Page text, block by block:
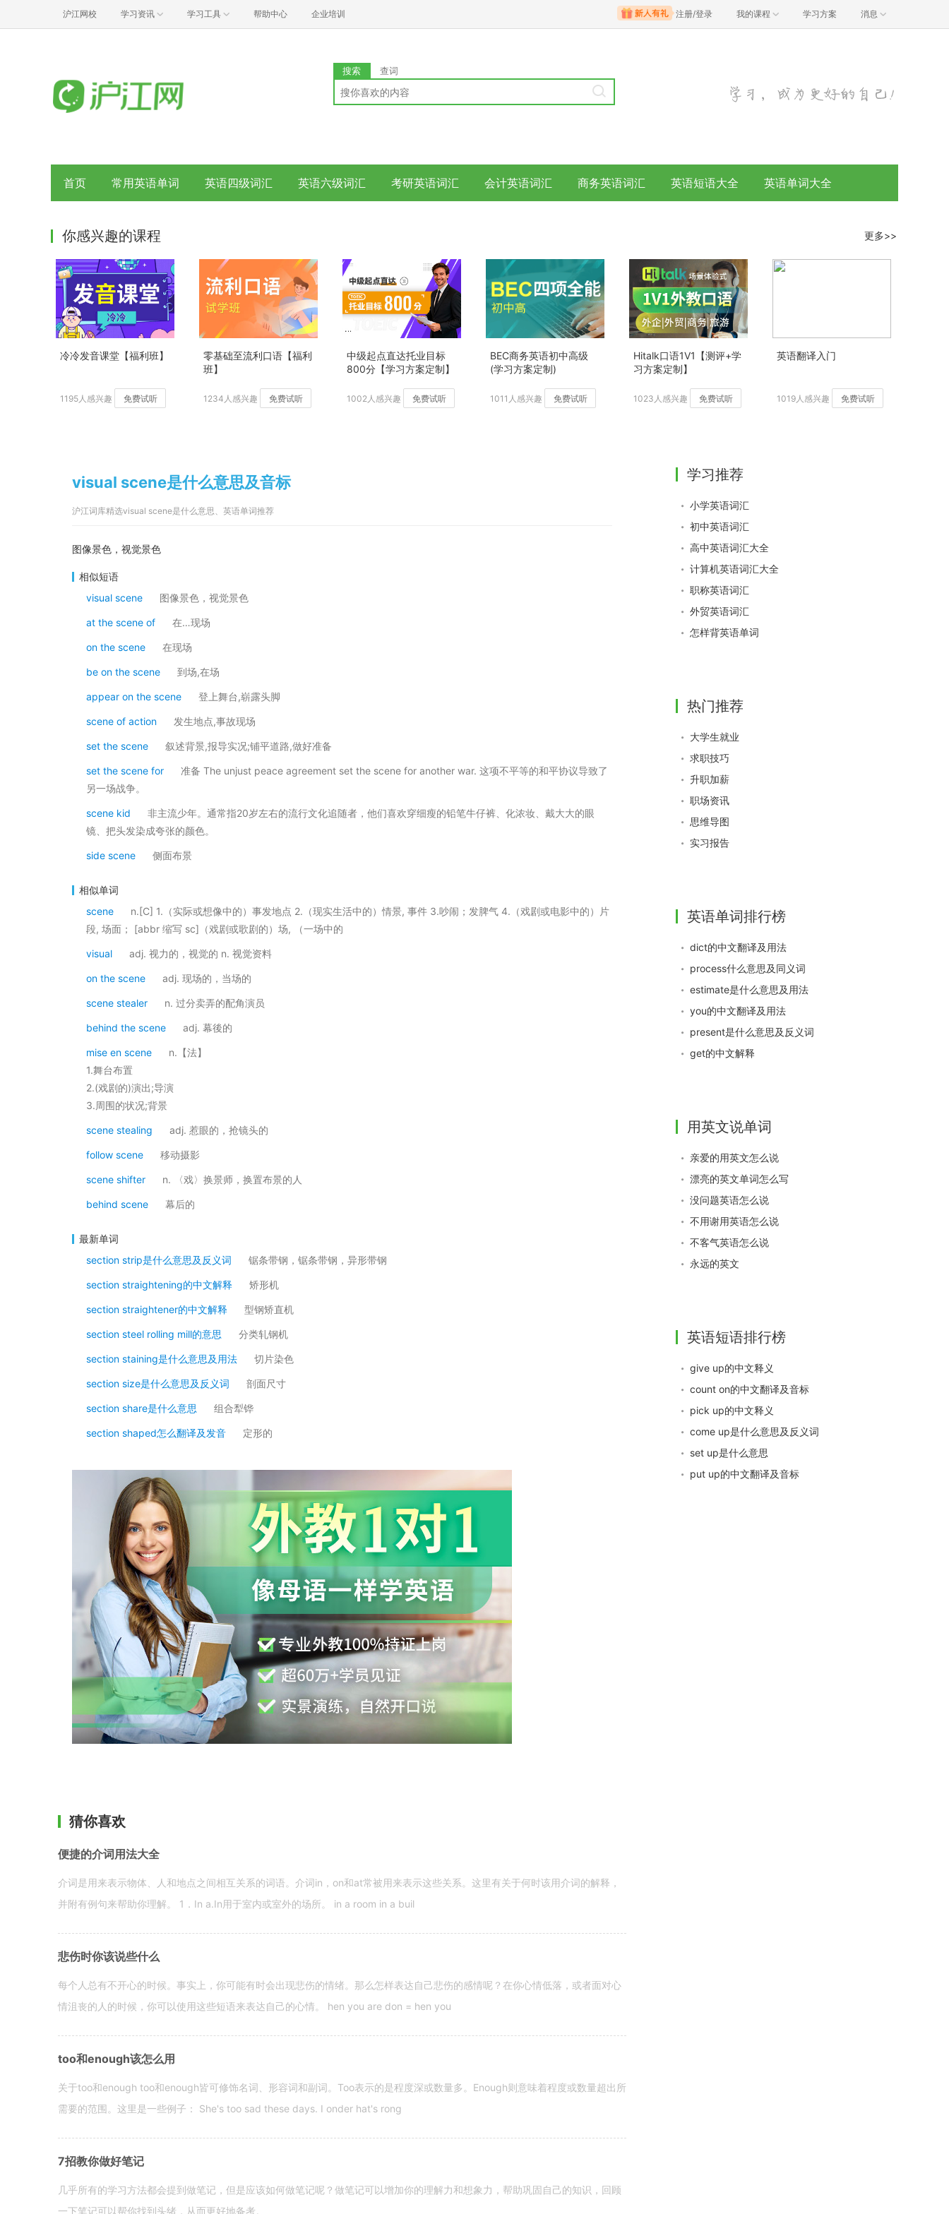
沪江网校 学习资讯 学习工具 帮助中心 企业培训 注册/登录 我的课程 学习方案 消息
搜索 查词
首页 常用英语单词 英语四级词汇 英语六级词汇 考研英语词汇 会计英语词汇 商务英语词汇 英语短语大全 英语单词大全
你感兴趣的课程 更多>>
冷冷发音课堂【福利班】
1195人感兴趣 免费试听
零基础至流利口语【福利
班】
1234人感兴趣 免费试听
中级起点直达托业目标
800分【学习方案定制】
1002人感兴趣 免费试听
BEC商务英语初中高级
(学习方案定制)
1011人感兴趣 免费试听
Hitalk口语1V1【测评+学
习方案定制】
1023人感兴趣 免费试听
英语翻译入门
1019人感兴趣 免费试听
visual scene是什么意思及音标
沪江词库精选visual scene是什么意思、英语单词推荐
图像景色，视觉景色
相似短语
visual scene
图像景色，视觉景色
at the scene of 在…现场
on the scene 在现场
be on the scene 到场,在场
appear on the scene 登上舞台,崭露头脚
scene of action 发生地点,事故现场
set the scene 叙述背景,报导实况;铺平道路,做好准备
set the scene for
准备 The unjust peace agreement set the scene for another war. 这项不平等的和平协议导致了
另一场战争。
scene kid
非主流少年。通常指20岁左右的流行文化追随者，他们喜欢穿细瘦的铅笔牛仔裤、化浓妆、戴大大的眼
镜、把头发染成夸张的颜色。
side scene 侧面布景
相似单词
scene
n.[C] 1.（实际或想像中的）事发地点 2.（现实生活中的）情景, 事件 3.吵闹；发脾气 4.（戏剧或电影中的）片
段, 场面； [abbr 缩写 sc]（戏剧或歌剧的）场, （一场中的
visual adj. 视力的，视觉的 n. 视觉资料
on the scene adj. 现场的，当场的
scene stealer n. 过分卖弄的配角演员
behind the scene adj. 幕後的
mise en scene
n.【法】
1.舞台布置
2.(戏剧的)演出;导演
3.周围的状况;背景
scene stealing adj. 惹眼的，抢镜头的
follow scene 移动摄影
scene shifter n. 〈戏〉换景师，换置布景的人
behind scene 幕后的
最新单词
section strip是什么意思及反义词
锯条带钢，锯条带钢，异形带钢
section straightening的中文解释 矫形机
section straightener的中文解释 型钢矫直机
section steel rolling mill的意思 分类轧钢机
section staining是什么意思及用法 切片染色
section size是什么意思及反义词 剖面尺寸
section share是什么意思 组合犁铧
section shaped怎么翻译及发音 定形的
猜你喜欢
便捷的介词用法大全
介词是用来表示物体、人和地点之间相互关系的词语。介词in，on和at常被用来表示这些关系。这里有关于何时该用介词的解释，
并附有例句来帮助你理解。 1．In a.In用于室内或室外的场所。 in a room in a buil
悲伤时你该说些什么
每个人总有不开心的时候。事实上，你可能有时会出现悲伤的情绪。那么怎样表达自己悲伤的感情呢？在你心情低落，或者面对心
情沮丧的人的时候，你可以使用这些短语来表达自己的心情。 hen you are don = hen you
too和enough该怎么用
关于too和enough too和enough皆可修饰名词、形容词和副词。Too表示的是程度深或数量多。Enough则意味着程度或数量超出所
需要的范围。这里是一些例子： She's too sad these days. I onder hat's rong
7招教你做好笔记
几乎所有的学习方法都会提到做笔记，但是应该如何做笔记呢？做笔记可以增加你的理解力和想象力，帮助巩固自己的知识，回顾
一下笔记可以帮你找到头绪，从而更好地备考。
学习推荐
小学英语词汇
初中英语词汇
高中英语词汇大全
计算机英语词汇大全
职称英语词汇
外贸英语词汇
怎样背英语单词
热门推荐
大学生就业
求职技巧
升职加薪
职场资讯
思维导图
实习报告
英语单词排行榜
dict的中文翻译及用法
process什么意思及同义词
estimate是什么意思及用法
you的中文翻译及用法
present是什么意思及反义词
get的中文解释
用英文说单词
亲爱的用英文怎么说
漂亮的英文单词怎么写
没问题英语怎么说
不用谢用英语怎么说
不客气英语怎么说
永远的英文
英语短语排行榜
give up的中文释义
count on的中文翻译及音标
pick up的中文释义
come up是什么意思及反义词
set up是什么意思
put up的中文翻译及音标